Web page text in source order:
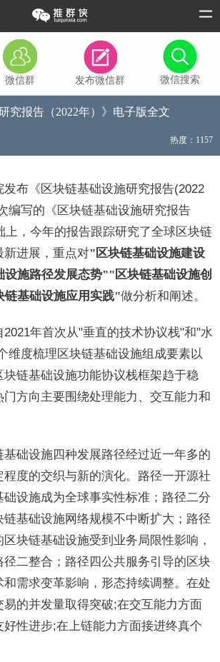
微信群 发布微信群 微信搜索
究报告（2022年）》电子版全文
热度：1157
布《区块链基础设施研究报告(2022
编写的《区块链基础设施研究报告
上，今年的报告跟踪研究了全球区块链
新进展，重点对"区块链基础设施建设
设施路径发展态势""区块链基础设施创
基础设施应用实践"做分析和阐述。
年首次从"垂直的技术协议栈"和"水
维度梳理区块链基础设施组成要素以
链基础设施功能协议栈框架趋于稳
方向主要围绕处理能力、交互能力和
础设施四种发展路径经过近一年多的
度的交织与新的演化。路径一开源社
础设施成为全球事实性标准；路径二分
基础设施网络规模不中断扩大；路径
块链基础设施受到业务局限性影响，
二整合；路径四公共服务引导的区块
需求变革影响，形态持续调整。在处
的并发量取得突破;在交互能力方面
好性进步;在上链能力方面接进终真个